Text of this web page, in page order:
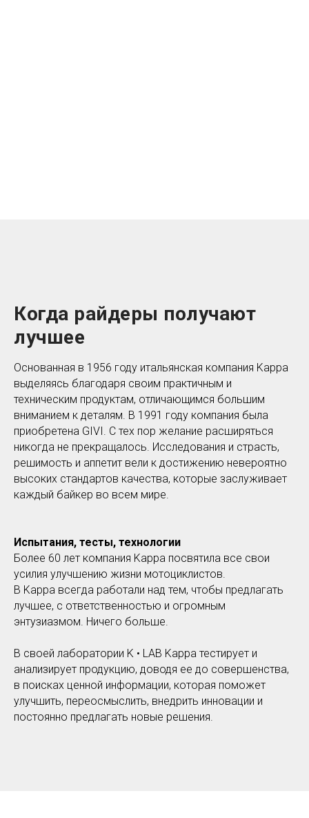
Когда райдеры получают
лучшее
Основанная в 1956 году итальянская компания Kappa
выделяясь благодаря своим практичным и
техническим продуктам, отличающимся большим
вниманием к деталям. В 1991 году компания была
приобретена GIVI. С тех пор желание расширяться
никогда не прекращалось. Исследования и страсть,
решимость и аппетит вели к достижению невероятно
высоких стандартов качества, которые заслуживает
каждый байкер во всем мире.
Испытания, тесты, технологии
Более 60 лет компания Kappa посвятила все свои
усилия улучшению жизни мотоциклистов.
В Kappa всегда работали над тем, чтобы предлагать
лучшее, с ответственностью и огромным
энтузиазмом. Ничего больше.
В своей лаборатории K • LAB Kappa тестирует и
анализирует продукцию, доводя ее до совершенства,
в поисках ценной информации, которая поможет
улучшить, переосмыслить, внедрить инновации и
постоянно предлагать новые решения.